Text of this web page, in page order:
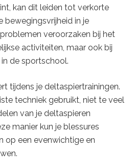
kan dit leiden tot verkorte
bewegingsvrijheid in je
veroorzaken bij het
activiteiten, maar ook bij
de sportschool.
tijdens je deltaspiertrainingen.
techniek gebruikt, niet te veel
van je deltaspieren
manier kun je blessures
op een evenwichtige en